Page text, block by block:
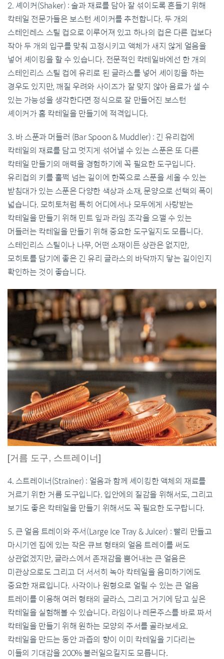
2. 셰이커(Shaker) : 술과 재료를 담아 잘 섞이도록 흔들기 위해
칵테일 전문가들은 보스턴 셰이커를 추천합니다. 두 개의
스테인레스 스틸 컵으로 이루어져 있고 하나의 컵은 다른 컵보다
작아 두 개의 입구를 맞춰 고정시키고 액체가 새지 않게 얼음을
넣어 셰이킹을 할 수 있습니다. 전문적인 칵테일바에선 한 개의
스테인리스 스틸 컵에 유리로 된 글라스를 넣어 셰이킹을 하는
경우도 있지만, 깨질 우려와 사이즈가 잘 맞지 않아 음료가 샐 수
있는 가능성을 생각한다면 정식으로 잘 만들어진 보스턴
셰이커가 홈 칵테일을 만들기에 적격입니다.
3. 바 스푼과 머들러 (Bar Spoon & Muddler) : 긴 유리컵에
칵테일의 재료를 담고 멋지게 섞어낼 수 있는 스푼은 또 다른
칵테일 만들기의 매력을 경험하기에 꼭 필요한 도구입니다.
유리컵의 키를 훌쩍 넘는 길이에 한쪽으로 스푼을 세울 수 있는
받침대가 있는 스푼은 다양한 색상과 소재, 문양으로 선택의 폭이
넓습니다. 모히토처럼 특히 어디에서나 모두에게 사랑받는
칵테일을 만들기 위해 민트 잎과 라임 조각을 으깰 수 있는
머들러는 칵테일을 만들기 위해 중요한 도구일지도 모릅니다.
스테인리스 스틸이나 나무, 어떤 소재이든 상관은 없지만,
모히토를 담기에 좋은 긴 유리 글라스의 바닥까지 닿는 길이인지
확인하는 것이 좋습니다.
[거름 도구, 스트레이너]
4. 스트레이너(Strainer) : 얼음과 함께 셰이킹한 액체의 재료를
거르기 위한 거름 도구입니다. 입안에의 질감을 위해서도, 그리고
보기도 좋은 칵테일을 만들기 위해서도 꼭 필요한 도구랍니다.
5. 큰 얼음 트레이와 주서(Large Ice Tray & Juicer) : 빨리 만들고
마시기엔 집에 있는 작은 큐브 형태의 얼음 트레이를 써도
상관없겠지만, 글라스에서 존재감을 뿜어내는 큰 얼음은
미관상으로도 그리고 더 서서히 녹아 칵테일을 음미하기에도
중요한 재료입니다. 사각이나 원형으로 얼릴 수 있는 큰 얼음
트레이를 이용해 여러 형태의 글라스, 그리고 거기에 담고 싶은
칵테일을 실험해볼 수 있습니다. 라임이나 레몬주스를 바로 짜서
칵테일을 만들기 위해 원하는 모양의 주서를 골라보세요.
칵테일을 만드는 동안 과즙의 향이 이미 칵테일을 기다리는
이들의 기대감을 200% 불러일으킬지도 모릅니다.